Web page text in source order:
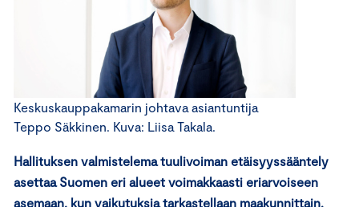
Keskuskauppakamarin johtava asiantuntija
Teppo Säkkinen. Kuva: Liisa Takala.
Hallituksen valmistelema tuulivoiman etäisyyssääntely
asettaa Suomen eri alueet voimakkaasti eriarvoiseen
asemaan, kun vaikutuksia tarkastellaan maakunnittain.